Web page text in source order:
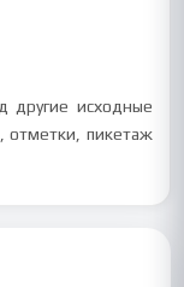
другие исходные
отметки, пикетаж